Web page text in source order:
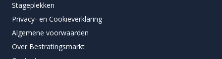
Stageplekken
Privacy- en Cookieverklaring
Algemene voorwaarden
Over Bestratingsmarkt